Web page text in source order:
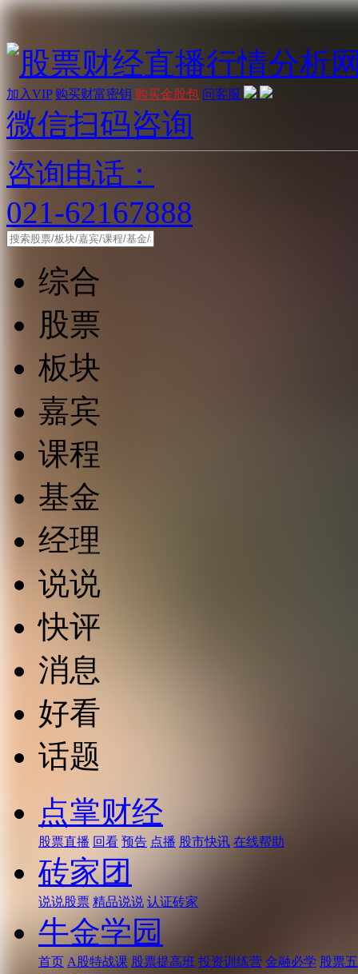
加入VIP 购买财富密钥 购买金股包 问客服
微信扫码咨询
咨询电话：
021-62167888
综合
股票
板块
嘉宾
课程
基金
经理
说说
快评
消息
好看
话题
点掌财经
股票直播 回看 预告 点播 股市快讯 在线帮助
砖家团
说说股票 精品说说 认证砖家
牛金学园
首页 A股特战课 股票提高班 投资训练营 金融必学 股票